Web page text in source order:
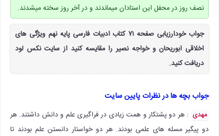
نصف روز در محفل این استادان میماندند و در آخر روز سخته میشدند.
جواب خودارزیابی صفحه ۷۱ کتاب ادبیات فارسی پایه نهم ویژگی های
اخلاقی ابوریحان و خواجه نصیر را مقایسه کنید از سایت نکس لود
دریافت کنید.
جواب بچه ها در نظرات پایین سایت
مهدی : هر دو پشتکار و همت زیادی در فراگیری علم و دانش داشتند. هر
دو پیگیر مسله های علمی بودند. هر دو خواستار دانستن علم بودند تا